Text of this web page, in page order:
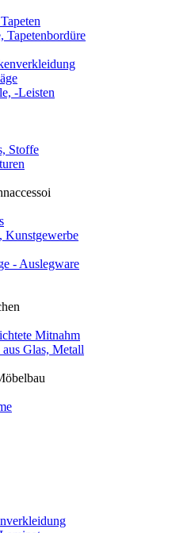
Tapetenbordüre
-Leisten
Stoffe
Kunstgewerbe
- Auslegware
Mitnahm
Glas, Metall